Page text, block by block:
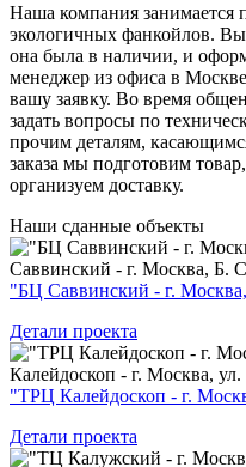
Наша компания занимается
экологичных фанкойлов.
она была в наличии, и
менеджер из офиса в
вашу заявку. Во время
задать вопросы по
прочим деталям,
заказа мы подготовим
организуем доставку.
Наши сданные объекты
Саввинский - г. Москва, Б.
"БЦ Саввинский - г.
Детали проекта
Калейдоскоп - г. Москва,
"ТРЦ Калейдоскоп - г.
Детали проекта